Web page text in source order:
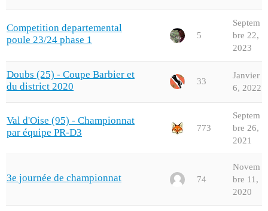
Competition departemental
poule 23/24 phase 1
5
Septem
bre 22,
2023
Doubs (25) - Coupe Barbier et
du district 2020
33
Janvier
6, 2022
Val d'Oise (95) - Championnat
par équipe PR-D3
773
Septem
bre 26,
2021
3e journée de championnat 74
Novem
bre 11,
2020